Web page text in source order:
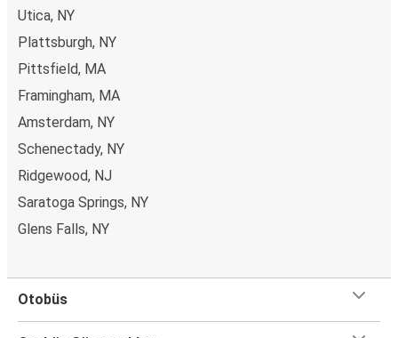
Utica, NY
Plattsburgh, NY
Pittsfield, MA
Framingham, MA
Amsterdam, NY
Schenectady, NY
Ridgewood, NJ
Saratoga Springs, NY
Glens Falls, NY
Otobüs